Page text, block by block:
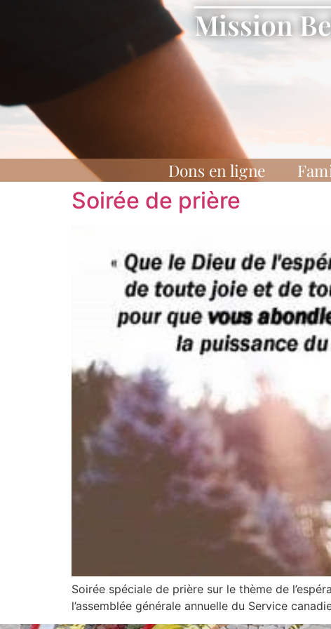
Mission
Dons en ligne
Soirée de prière
Soirée spéciale de prière sur le thème de
l’assemblée générale annuelle du Service